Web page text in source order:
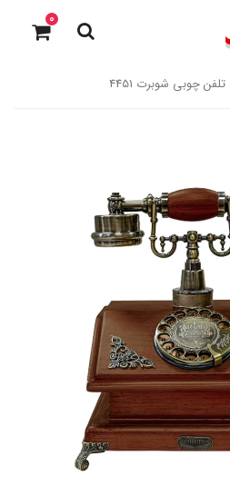
0
تلفن چوبی شوبرت 4451